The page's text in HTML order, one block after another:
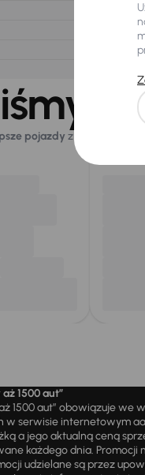
pojazdy z naszej oferty.
1500 aut”
1500 aut” obowiązuje
w serwisie internetowym
a jego aktualną ceną
każdego dnia.
udzielane są przez